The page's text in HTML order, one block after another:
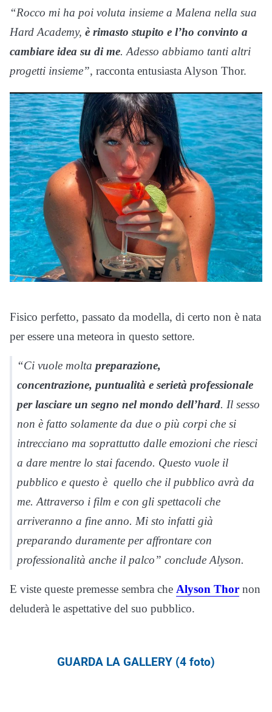
“Rocco mi ha poi voluta insieme a Malena nella sua
Hard Academy, è rimasto stupito e l’ho convinto a
cambiare idea su di me. Adesso abbiamo tanti altri
progetti insieme”, racconta entusiasta Alyson Thor.
Fisico perfetto, passato da modella, di certo non è nata
per essere una meteora in questo settore.
“Ci vuole molta preparazione,
concentrazione, puntualità e serietà professionale
per lasciare un segno nel mondo dell’hard. Il sesso
non è fatto solamente da due o più corpi che si
intrecciano ma soprattutto dalle emozioni che riesci
a dare mentre lo stai facendo. Questo vuole il
pubblico e questo è quello che il pubblico avrà da
me. Attraverso i film e con gli spettacoli che
arriveranno a fine anno. Mi sto infatti già
preparando duramente per affrontare con
professionalità anche il palco” conclude Alyson.
E viste queste premesse sembra che Alyson Thor non
deluderà le aspettative del suo pubblico.
GUARDA LA GALLERY (4 foto)